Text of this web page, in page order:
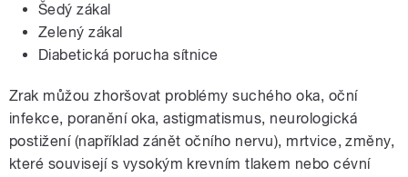
Šedý zákal
Zelený zákal
Diabetická porucha sítnice
Zrak můžou zhoršovat problémy suchého oka, oční
infekce, poranění oka, astigmatismus, neurologická
postižení (například zánět očního nervu), mrtvice, změny,
které souvisejí s vysokým krevním tlakem nebo cévní